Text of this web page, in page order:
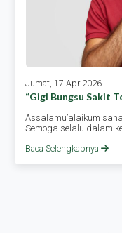
Jumat, 17 Apr 2026
“gigi Bungsu Sakit
Assalamu’alaikum
Semoga selalu dalam
Baca Selengkapnya